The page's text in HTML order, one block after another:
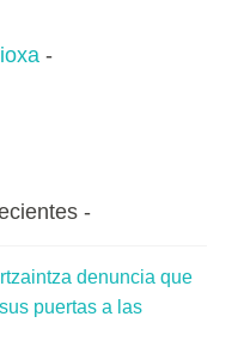
denuncia que
puertas a las